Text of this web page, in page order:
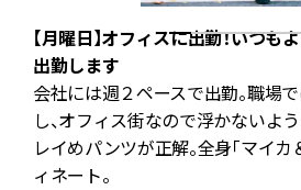
【月曜日】オフィスに出勤！いつも
出勤します
会社には週２ペースで出勤。職場
し、オフィス街なので浮かないよ
レイめパンツが正解。全身「マイ
ィネート。